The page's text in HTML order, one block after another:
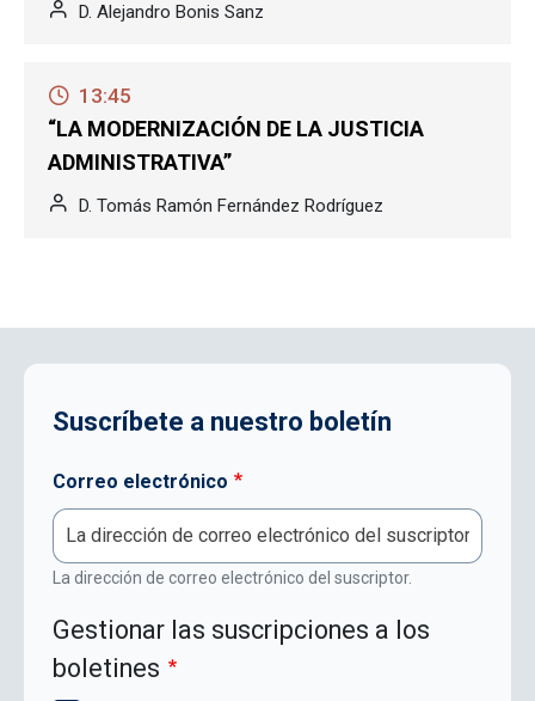
D. Alejandro Bonis Sanz
13:45
“LA MODERNIZACIÓN DE LA JUSTICIA
ADMINISTRATIVA”
D. Tomás Ramón Fernández Rodríguez
Suscríbete a nuestro boletín
Correo electrónico
La dirección de correo electrónico del suscriptor.
Gestionar las suscripciones a los
boletines